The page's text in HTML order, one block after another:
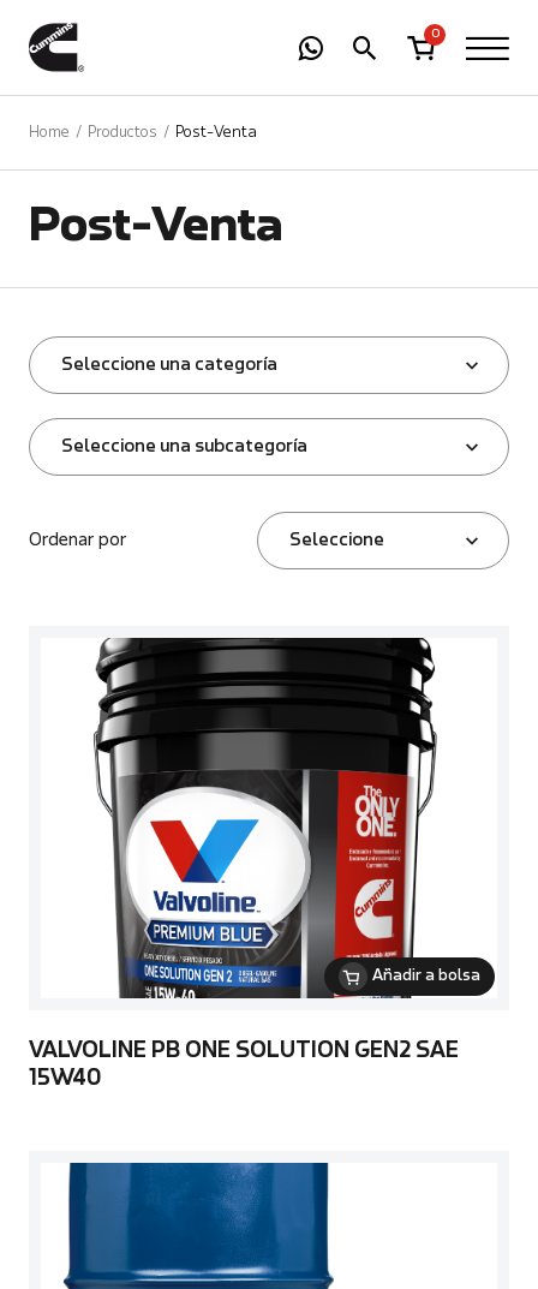
0
Home Productos Post-Venta
Post-Venta
Seleccione una categoría
Seleccione una subcategoría
Ordenar por Seleccione
Añadir a bolsa
VALVOLINE PB ONE SOLUTION GEN2 SAE
15W40